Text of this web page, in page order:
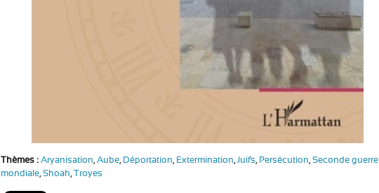
Thèmes : Aryanisation,Aube, Déportation, Extermination,Juifs, Persécution,Seconde guerre
mondiale,Shoah, Troyes